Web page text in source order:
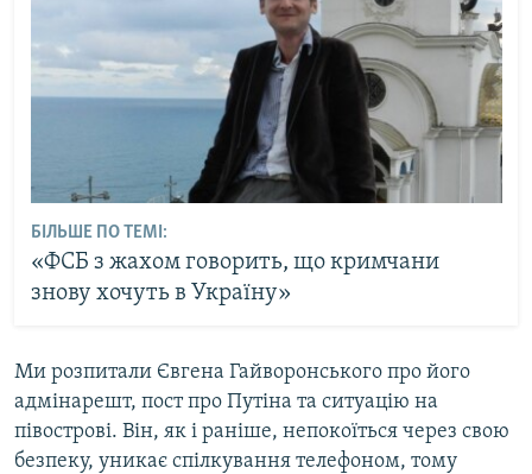
БІЛЬШЕ ПО ТЕМІ:
«ФСБ з жахом говорить, що кримчани
знову хочуть в Україну»
Ми розпитали Євгена Гайворонського про його
адмінарешт, пост про Путіна та ситуацію на
півострові. Він, як і раніше, непокоїться через свою
безпеку, уникає спілкування телефоном, тому